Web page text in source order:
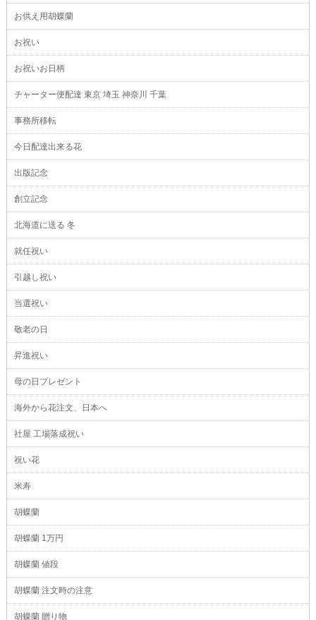
お供え用胡蝶蘭
お祝い
お祝いお日柄
チャーター便配達 東京 埼玉 神奈川 千葉
事務所移転
今日配達出来る花
出版記念
創立記念
北海道に送る 冬
就任祝い
引越し祝い
当選祝い
敬老の日
昇進祝い
母の日プレゼント
海外から花注文、日本へ
社屋 工場落成祝い
祝い花
米寿
胡蝶蘭
胡蝶蘭 1万円
胡蝶蘭 値段
胡蝶蘭 注文時の注意
胡蝶蘭 贈り物